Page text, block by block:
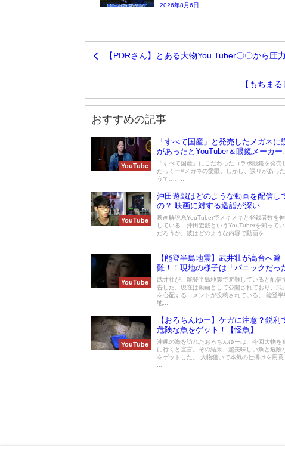
2026年8月6日
【PDRさん】とある大物You Tuber〇〇から圧
【もちま
おすすめの記事
YouTube
「すべて国産」と発売したメガネに
があったとYouTuber＆眼鏡メーカー
謝罪
「すべて国産」にこだわったコラボ眼鏡を発売
たっくー×メガネの愛眼。しかし、誤りがあっ
うで…。...
YouTube
沖田遊戯はどのような動画を配信し
の？ 映画に対する造詣が深い
映画解説系YouTuberでメキメキと登録者数を
している、沖田遊戯というYouTuberを知って
だろうか。彼はどのような内容で動画を...
YouTube
【能登半島地震】武井壮が高台へ避
難！！現地の様子は「パニックだっ
武井壮が、能登半島地震で避難していると配信
告した。現在は動画として公開されており、武
を心配するコメントが投稿されている。 能登半
地...
YouTube
【おろちんゆー】ケガに注意？鋭利
危険な魚をゲット！【怪魚】
沖縄の海を訪れたおろちんゆーは、今回大物を
に行くと宣言。その結果、超美味しい魚と危険
をゲットした。 大物狙いで本気の仕掛けを用意
...